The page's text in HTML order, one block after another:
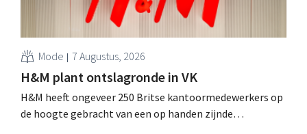
Mode 7 Augustus, 2026
H&M plant ontslagronde in VK
H&M heeft ongeveer 250 Britse kantoormedewerkers op
de hoogte gebracht van een op handen zijnde